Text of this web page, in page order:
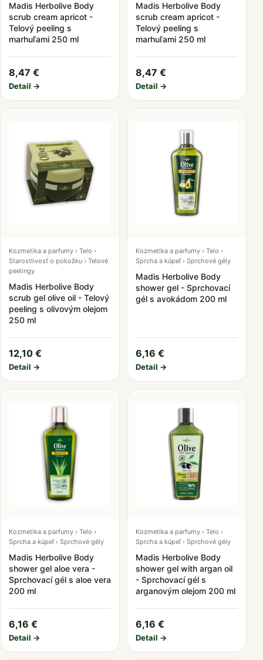
Madis Herbolive Body
scrub cream apricot -
Telový peeling s
marhuľami 250 ml
8,47 €
Detail →
Madis Herbolive Body
scrub cream apricot -
Telový peeling s
marhuľami 250 ml
8,47 €
Detail →
Kozmetika a parfumy › Telo ›
Starostlivosť o pokožku › Telové
peelingy
Madis Herbolive Body
scrub gel olive oil - Telový
peeling s olivovým olejom
250 ml
12,10 €
Detail →
Kozmetika a parfumy › Telo ›
Sprcha a kúpeľ › Sprchové gély
Madis Herbolive Body
shower gel - Sprchovací
gél s avokádom 200 ml
6,16 €
Detail →
Kozmetika a parfumy › Telo ›
Sprcha a kúpeľ › Sprchové gély
Madis Herbolive Body
shower gel aloe vera -
Sprchovací gél s aloe vera
200 ml
6,16 €
Detail →
Kozmetika a parfumy › Telo ›
Sprcha a kúpeľ › Sprchové gély
Madis Herbolive Body
shower gel with argan oil
- Sprchovací gél s
arganovým olejom 200 ml
6,16 €
Detail →